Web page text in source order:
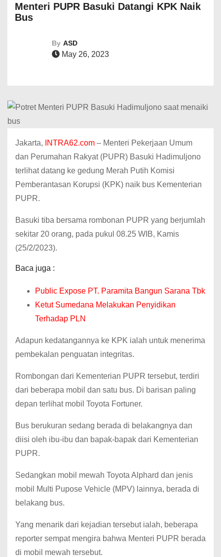
Menteri PUPR Basuki Datangi KPK Naik
Bus
By ASD
May 26, 2023
Jakarta, INTRA62.com – Menteri Pekerjaan Umum
dan Perumahan Rakyat (PUPR) Basuki Hadimuljono
terlihat datang ke gedung Merah Putih Komisi
Pemberantasan Korupsi (KPK) naik bus Kementerian
PUPR.
Basuki tiba bersama rombonan PUPR yang berjumlah
sekitar 20 orang, pada pukul 08.25 WIB, Kamis
(25/2/2023).
Baca juga :
Public Expose PT. Paramita Bangun Sarana Tbk
Ketut Sumedana Melakukan Penyidikan
Terhadap PLN
Adapun kedatangannya ke KPK ialah untuk menerima
pembekalan penguatan integritas.
Rombongan dari Kementerian PUPR tersebut, terdiri
dari beberapa mobil dan satu bus. Di barisan paling
depan terlihat mobil Toyota Fortuner.
Bus berukuran sedang berada di belakangnya dan
diisi oleh ibu-ibu dan bapak-bapak dari Kementerian
PUPR.
Sedangkan mobil mewah Toyota Alphard dan jenis
mobil Multi Pupose Vehicle (MPV) lainnya, berada di
belakang bus.
Yang menarik dari kejadian tersebut ialah, beberapa
reporter sempat mengira bahwa Menteri PUPR berada
di mobil mewah tersebut.